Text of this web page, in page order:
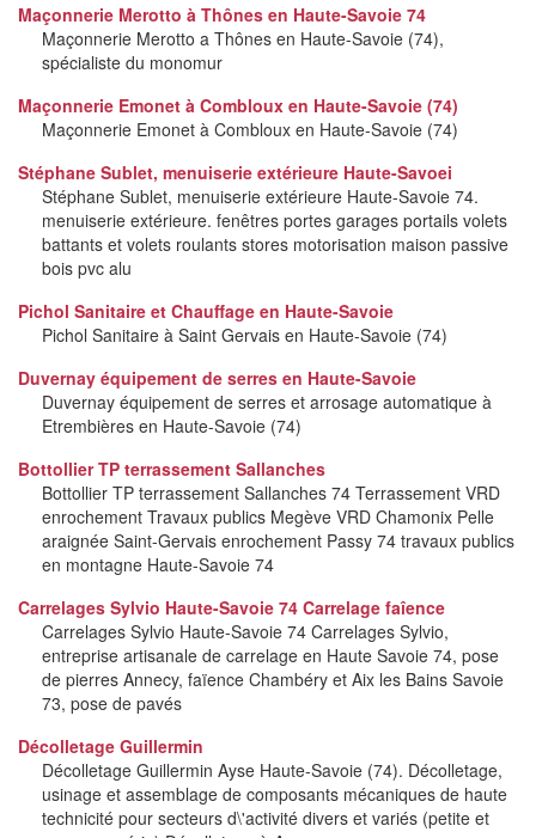
Maçonnerie Merotto à Thônes en Haute-Savoie 74
Maçonnerie Merotto a Thônes en Haute-Savoie (74),
spécialiste du monomur
Maçonnerie Emonet à Combloux en Haute-Savoie (74)
Maçonnerie Emonet à Combloux en Haute-Savoie (74)
Stéphane Sublet, menuiserie extérieure Haute-Savoei
Stéphane Sublet, menuiserie extérieure Haute-Savoie 74.
menuiserie extérieure. fenêtres portes garages portails volets
battants et volets roulants stores motorisation maison passive
bois pvc alu
Pichol Sanitaire et Chauffage en Haute-Savoie
Pichol Sanitaire à Saint Gervais en Haute-Savoie (74)
Duvernay équipement de serres en Haute-Savoie
Duvernay équipement de serres et arrosage automatique à
Etrembières en Haute-Savoie (74)
Bottollier TP terrassement Sallanches
Bottollier TP terrassement Sallanches 74 Terrassement VRD
enrochement Travaux publics Megève VRD Chamonix Pelle
araignée Saint-Gervais enrochement Passy 74 travaux publics
en montagne Haute-Savoie 74
Carrelages Sylvio Haute-Savoie 74 Carrelage faîence
Carrelages Sylvio Haute-Savoie 74 Carrelages Sylvio,
entreprise artisanale de carrelage en Haute Savoie 74, pose
de pierres Annecy, faïence Chambéry et Aix les Bains Savoie
73, pose de pavés
Décolletage Guillermin
Décolletage Guillermin Ayse Haute-Savoie (74). Décolletage,
usinage et assemblage de composants mécaniques de haute
technicité pour secteurs d\'activité divers et variés (petite et